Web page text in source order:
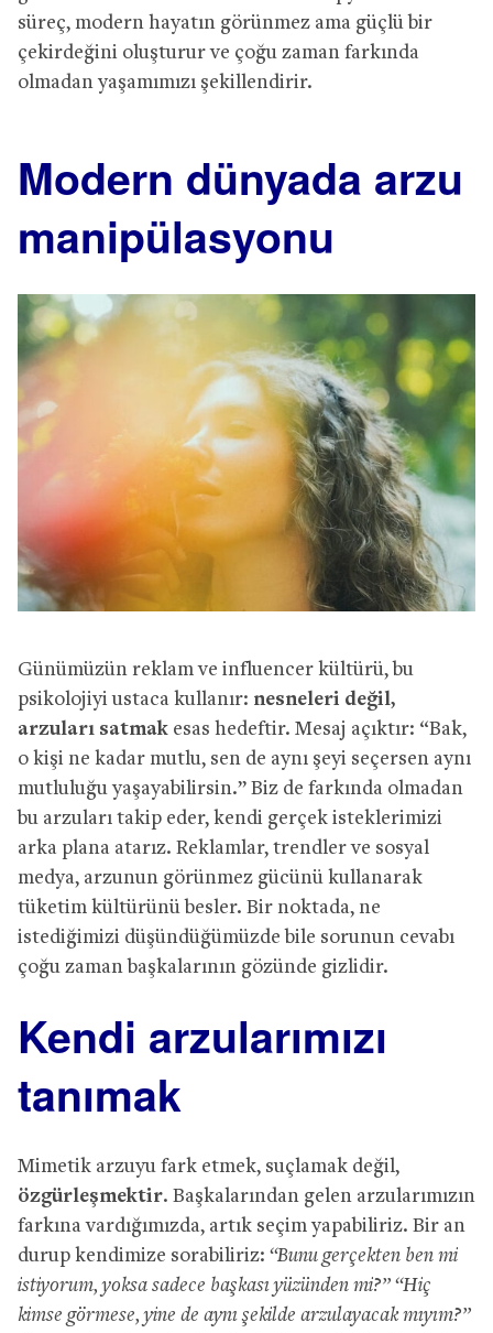
süreç, modern hayatın görünmez ama güçlü bir
çekirdeğini oluşturur ve çoğu zaman farkında
olmadan yaşamımızı şekillendirir.
Modern dünyada arzu
manipülasyonu
Günümüzün reklam ve influencer kültürü, bu
psikolojiyi ustaca kullanır: nesneleri değil,
arzuları satmak esas hedeftir. Mesaj açıktır: “Bak,
o kişi ne kadar mutlu, sen de aynı şeyi seçersen aynı
mutluluğu yaşayabilirsin.” Biz de farkında olmadan
bu arzuları takip eder, kendi gerçek isteklerimizi
arka plana atarız. Reklamlar, trendler ve sosyal
medya, arzunun görünmez gücünü kullanarak
tüketim kültürünü besler. Bir noktada, ne
istediğimizi düşündüğümüzde bile sorunun cevabı
çoğu zaman başkalarının gözünde gizlidir.
Kendi arzularımızı
tanımak
Mimetik arzuyu fark etmek, suçlamak değil,
özgürleşmektir. Başkalarından gelen arzularımızın
farkına vardığımızda, artık seçim yapabiliriz. Bir an
durup kendimize sorabiliriz: “Bunu gerçekten ben mi
istiyorum, yoksa sadece başkası yüzünden mi?” “Hiç
kimse görmese, yine de aynı şekilde arzulayacak mıyım?”